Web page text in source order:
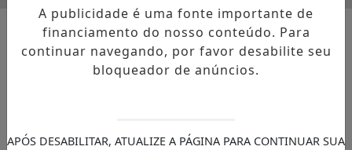
NOTÍCIAS/ECONOMIA
Caixa começa a pagar Bolsa
Beneficiários de nove estados receberão o
A publicidade é uma fonte importante de
financiamento do nosso conteúdo. Para
continuar navegando, por favor desabilite seu
bloqueador de anúncios.
APÓS DESABILITAR, ATUALIZE A PÁGINA PARA CONTINUAR SUA